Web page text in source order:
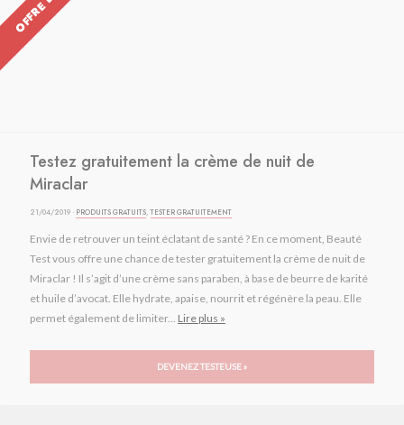
Testez gratuitement la crème de nuit de
Miraclar
21/04/2019 · PRODUITS GRATUITS,TESTER GRATUITEMENT
Envie de retrouver un teint éclatant de santé ? En ce moment, Beauté
Test vous offre une chance de tester gratuitement la crème de nuit de
Miraclar ! Il s’agit d’une crème sans paraben, à base de beurre de karité
et huile d’avocat. Elle hydrate, apaise, nourrit et régénère la peau. Elle
permet également de limiter... Lire plus »
DEVENEZ TESTEUSE »